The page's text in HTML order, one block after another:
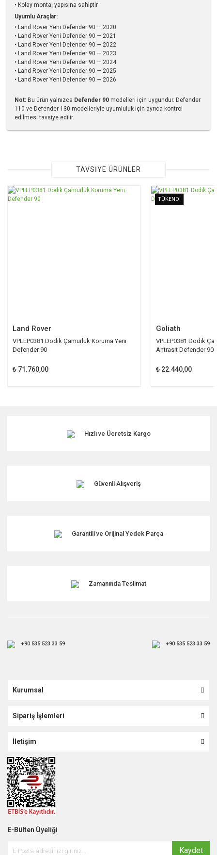
• Kolay montaj yapısına sahiptir
Uyumlu Araçlar:
• Land Rover Yeni Defender 90 — 2020
• Land Rover Yeni Defender 90 — 2021
• Land Rover Yeni Defender 90 — 2022
• Land Rover Yeni Defender 90 — 2023
• Land Rover Yeni Defender 90 — 2024
• Land Rover Yeni Defender 90 — 2025
• Land Rover Yeni Defender 90 — 2026
Not: Bu ürün yalnızca Defender 90 modelleri için uygundur. Defender
110 ve Defender 130 modelleriyle uyumluluk için ayrıca kontrol
edilmesi tavsiye edilir.
Görüş ve önerileriniz için teşekkür ederiz.
Ürün resmi kalitesiz, bozuk veya görüntülenemiyor.
TAVSİYE ÜRÜNLER
Land Rover
VPLEP0381 Dodik Çamurluk Koruma Yeni
Defender 90
₺ 71.760,00
TÜKENDİ
Goliath
VPLEP0381 Dodik
Antrasit Defender 90
₺ 22.440,00
Hızlı ve Ücretsiz Kargo
Güvenli Alışveriş
Garantili ve Orijinal Yedek Parça
Zamanında Teslimat
+90 535 523 33 59 +90 535 523 33 59
Kurumsal
Sipariş İşlemleri
İletişim
E-Bülten Üyeliği
Kaydet